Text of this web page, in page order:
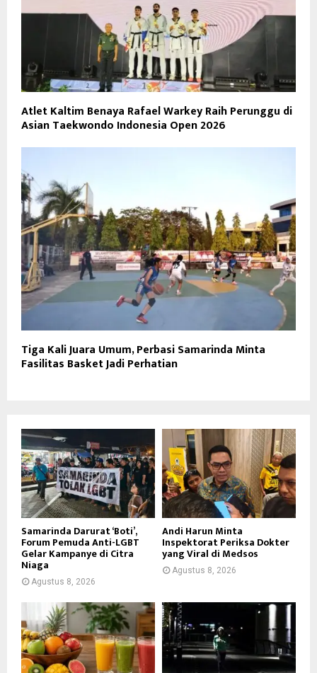
Atlet Kaltim Benaya Rafael Warkey Raih Perunggu di
Asian Taekwondo Indonesia Open 2026
Tiga Kali Juara Umum, Perbasi Samarinda Minta
Fasilitas Basket Jadi Perhatian
Samarinda Darurat ‘Boti’,
Forum Pemuda Anti-LGBT
Gelar Kampanye di Citra
Niaga
Agustus 8, 2026
Andi Harun Minta
Inspektorat Periksa Dokter
yang Viral di Medsos
Agustus 8, 2026